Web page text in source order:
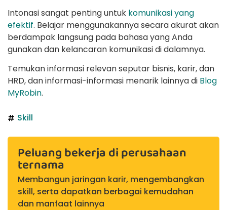
Intonasi sangat penting untuk komunikasi yang
efektif. Belajar menggunakannya secara akurat akan
berdampak langsung pada bahasa yang Anda
gunakan dan kelancaran komunikasi di dalamnya.
Temukan informasi relevan seputar bisnis, karir, dan
HRD, dan informasi-informasi menarik lainnya di Blog
MyRobin.
Skill
Peluang bekerja di perusahaan
ternama
Membangun jaringan karir, mengembangkan
skill, serta dapatkan berbagai kemudahan
dan manfaat lainnya